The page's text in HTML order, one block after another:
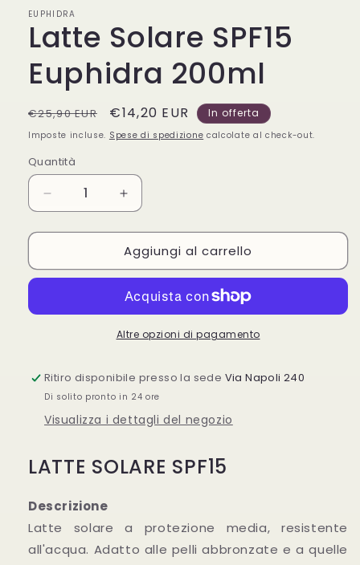
finestra
modale
EUPHIDRA
Latte Solare SPF15
Euphidra 200ml
Prezzo
di
€25,90 EUR
Prezzo
scontato
€14,20 EUR In offerta
Imposte incluse. Spese di spedizione calcolate al check-out.
Quantità
Quantità
Diminuisci
quantità
per
Solare
200ml
Aumenta
quantità
per
Latte
Solare
Euphidra
200ml
Aggiungi al carrello
Altre opzioni di pagamento
Ritiro disponibile presso la sede Via Napoli 240
Di solito pronto in 24 ore
Visualizza i dettagli del negozio
LATTE SOLARE SPF15
Descrizione
Latte solare a protezione media, resistente
all'acqua. Adatto alle pelli abbronzate e a quelle